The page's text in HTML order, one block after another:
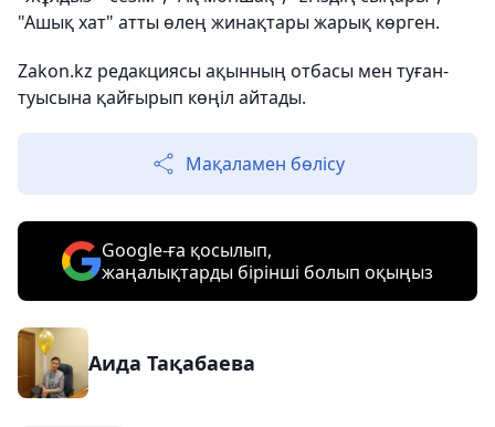
"Ашық хат" атты өлең жинақтары жарық көрген.
Zakon.kz редакциясы ақынның отбасы мен туған-
туысына қайғырып көңіл айтады.
Мақаламен бөлісу
Google-ға қосылып,
жаңалықтарды бірінші болып оқыңыз
Аида Тақабаева